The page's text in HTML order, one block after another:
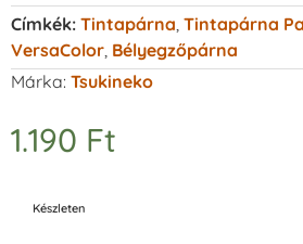
Címkék: Tintapárna, Tintapárna
VersaColor, Bélyegzőpárna
Márka: Tsukineko
1.190 Ft
Készleten